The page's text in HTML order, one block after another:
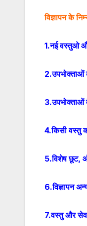
विज्ञापन के
1.नई वस्तुओ
2.उपभोक्ताओं
3.उपभोक्ताओं
4.किसी वस्तु
5.विशेष छूट,
6.विज्ञापन
7.वस्तु और